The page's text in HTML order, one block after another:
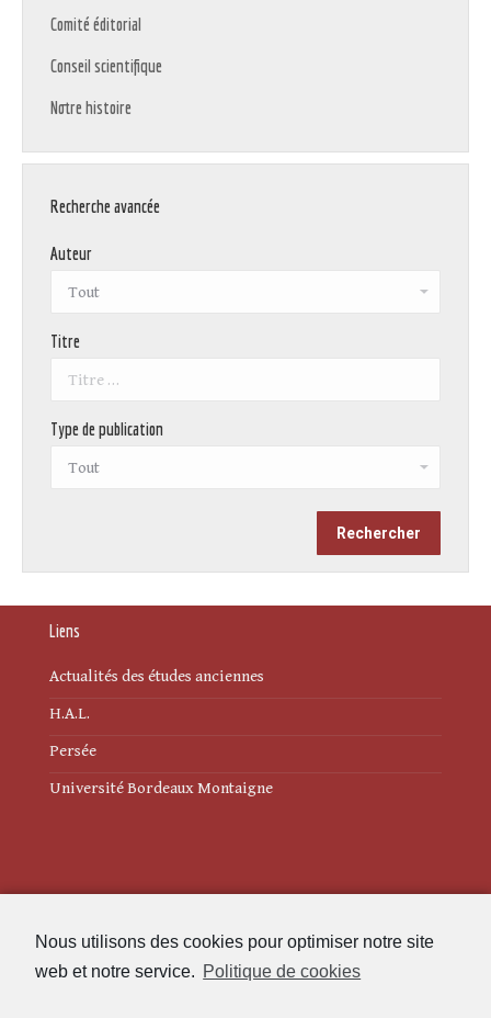
Nous utilisons des cookies pour optimiser notre site
web et notre service. Politique de cookies
Comité éditorial
Conseil scientifique
Notre histoire
Recherche avancée
Auteur
Titre
Type de publication
Liens
Actualités des études anciennes
H.A.L.
Persée
Université Bordeaux Montaigne
Politique de cookies (UE)